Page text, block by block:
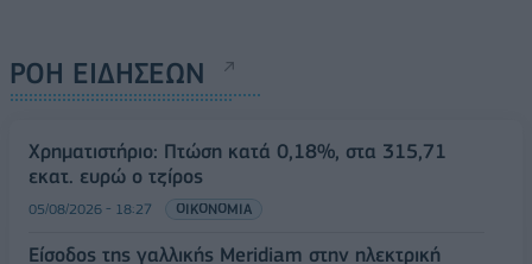
ΡΟΗ ΕΙΔΗΣΕΩΝ
Χρηματιστήριο: Πτώση κατά 0,18%, στα 315,71
εκατ. ευρώ ο τζίρος
05/08/2026 - 18:27 ΟΙΚΟΝΟΜΙΑ
Είσοδος της γαλλικής Meridiam στην ηλεκτρική